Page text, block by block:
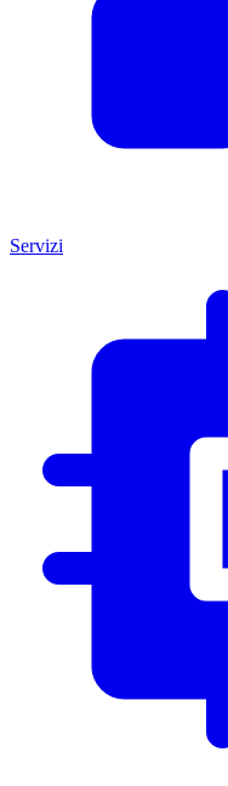
Servizi